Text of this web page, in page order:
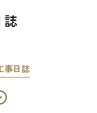
誌
事日誌